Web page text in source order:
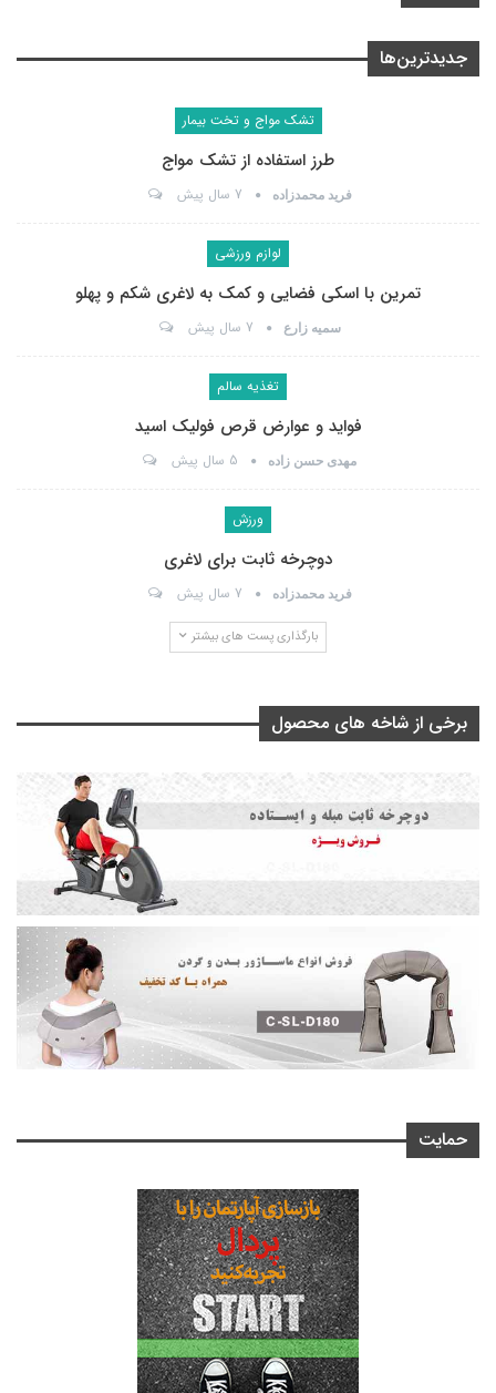
جدیدترین‌ها
تشک مواج و تخت بیمار
طرز استفاده از تشک مواج
فرید محمدزاده 7 سال پیش
لوازم ورزشی
تمرین با اسکی فضایی و کمک به لاغری شکم و پهلو
سمیه زارع 7 سال پیش
تغذیه سالم
فواید و عوارض قرص فولیک اسید
مهدی حسن زاده 5 سال پیش
ورزش
دوچرخه ثابت برای لاغری
فرید محمدزاده 7 سال پیش
بارگذاری پست های بیشتر
برخی از شاخه های محصول
حمایت